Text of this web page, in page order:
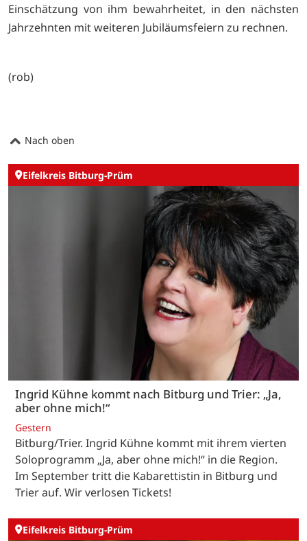
Einschätzung von ihm bewahrheitet, in den nächsten
Jahrzehnten mit weiteren Jubiläumsfeiern zu rechnen.
(rob)
Nach oben
Eifelkreis Bitburg-Prüm
Ingrid Kühne kommt nach Bitburg und Trier: „Ja,
aber ohne mich!“
Gestern
Bitburg/Trier. Ingrid Kühne kommt mit ihrem vierten
Soloprogramm „Ja, aber ohne mich!“ in die Region.
Im September tritt die Kabarettistin in Bitburg und
Trier auf. Wir verlosen Tickets!
Eifelkreis Bitburg-Prüm